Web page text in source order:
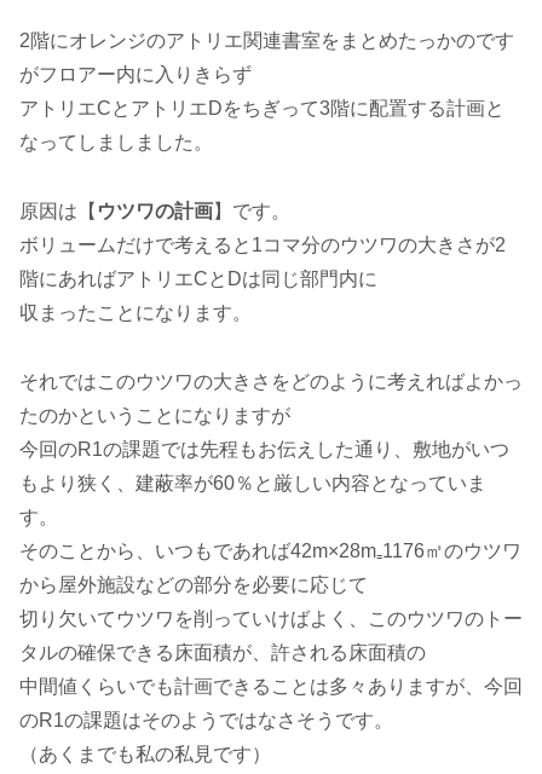
2階にオレンジのアトリエ関連書室をまとめたっかのです
がフロアー内に入りきらず
アトリエCとアトリエDをちぎって3階に配置する計画と
なってしましました。
原因は【 ウツワの計画】です。
ボリュームだけで考えると1コマ分のウツワの大きさが2
階にあればアトリエCとDは同じ部門内に
収まったことになります。
それではこのウツワの大きさをどのように考えればよかっ
たのかということになりますが
今回のR1の課題では先程もお伝えした通り、敷地がいつ
もより狭く、建蔽率が60％と厳しい内容となっていま
す。
そのことから、いつもであれば42m×28m₌1176㎡のウツワ
から屋外施設などの部分を必要に応じて
切り欠いてウツワを削っていけばよく、このウツワのトー
タルの確保できる床面積が、許される床面積の
中間値くらいでも計画できることは多々ありますが、今回
のR1の課題はそのようではなさそうです。
（あくまでも私の私見です）